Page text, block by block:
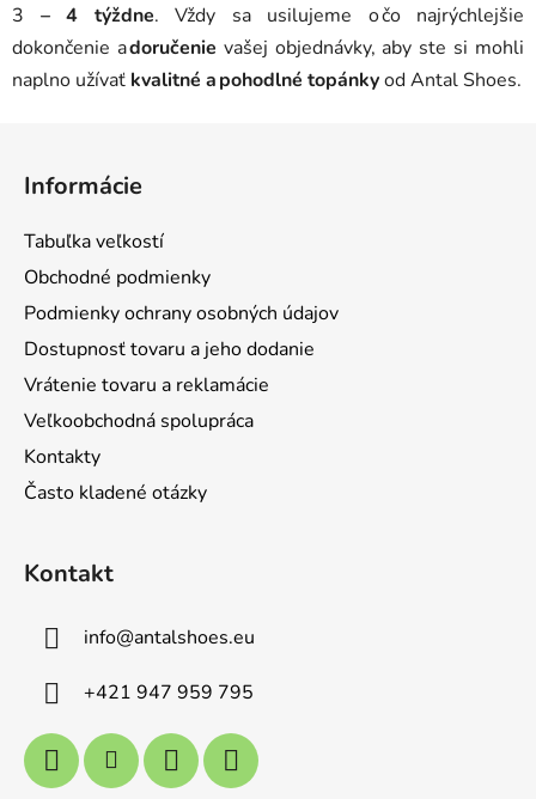
3 – 4 týždne. Vždy sa usilujeme o čo najrýchlejšie
dokončenie adoručenie vašej objednávky, aby ste si mohli
naplno užívať kvalitné a pohodlné topánkyod Antal Shoes.
Informácie
Tabuľka veľkostí
Obchodné podmienky
Podmienky ochrany osobných údajov
Dostupnosť tovaru a jeho dodanie
Vrátenie tovaru a reklamácie
Veľkoobchodná spolupráca
Kontakty
Často kladené otázky
Kontakt
info@antalshoes.eu
+421 947 959 795